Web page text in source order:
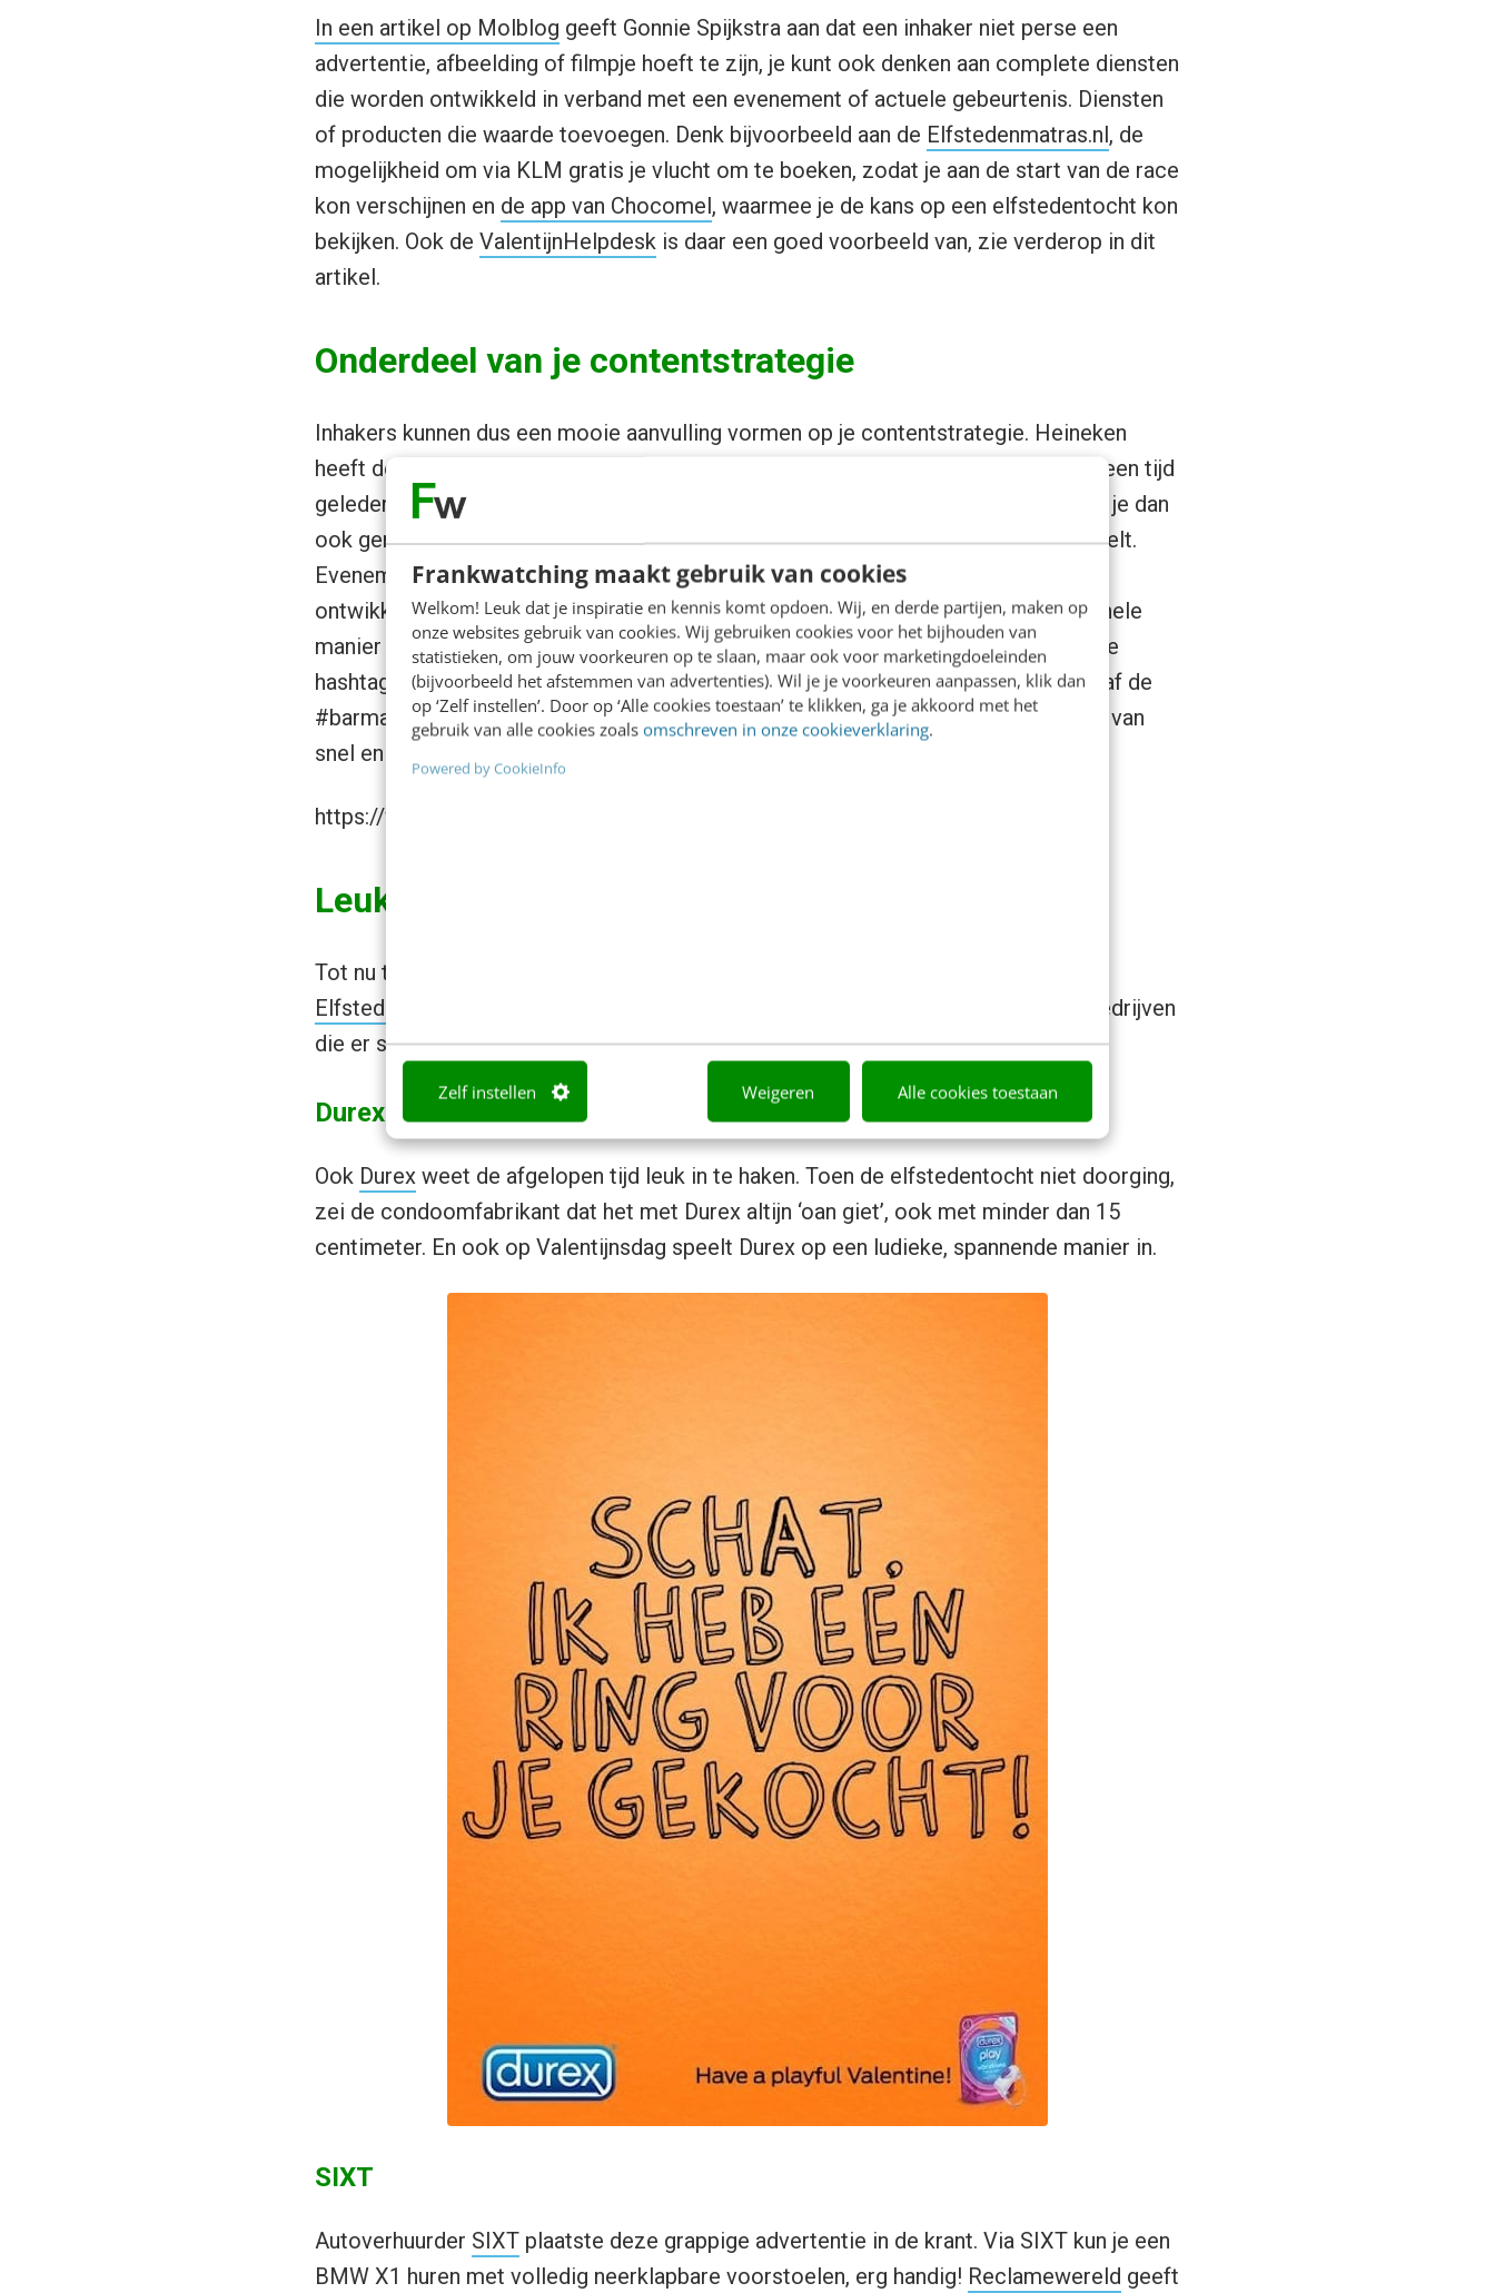
Frankwatching maakt gebruik van cookies
Welkom! Leuk dat je inspiratie en kennis komt opdoen. Wij, en derde partijen, maken op
onze websites gebruik van cookies. Wij gebruiken cookies voor het bijhouden van
statistieken, om jouw voorkeuren op te slaan, maar ook voor marketingdoeleinden
(bijvoorbeeld het afstemmen van advertenties). Wil je je voorkeuren aanpassen, klik dan
op ‘Zelf instellen’. Door op ‘Alle cookies toestaan’ te klikken, ga je akkoord met het
gebruik van alle cookies zoals omschreven in onze cookieverklaring.
Powered by CookieInfo
Zelf instellen Weigeren Alle cookies toestaan
In een artikel op Molblog geeft Gonnie Spijkstra aan dat een inhaker niet perse een
advertentie, afbeelding of filmpje hoeft te zijn, je kunt ook denken aan complete diensten
die worden ontwikkeld in verband met een evenement of actuele gebeurtenis. Diensten
of producten die waarde toevoegen. Denk bijvoorbeeld aan de Elfstedenmatras.nl, de
mogelijkheid om via KLM gratis je vlucht om te boeken, zodat je aan de start van de race
kon verschijnen en de app van Chocomel, waarmee je de kans op een elfstedentocht kon
bekijken. Ook de ValentijnHelpdeskis daar een goed voorbeeld van, zie verderop in dit
artikel.
Onderdeel van je contentstrategie
Inhakers kunnen dus een mooie aanvulling vormen op je contentstrategie. Heineken
heeft de inhaker als onderdeel van de content- en algehele marketingstrategie al een tijd
geleden omarmd. Op de Facebookpagina van Nederlands grootste biermerk, vind je dan
ook geregeld hilarische afbeeldingen, waarin het biertje natuurlijk de hoofdrol speelt.
Evenementen en feestdagen liggen vaak al tijden vast, maar ook onverwachte
ontwikkelingen lenen zich er uitstekend voor. Zo wist Heineken op een heel originele
manier in te haken op de finale van de Champions League. Deze wedstrijd kreeg de
hashtag #barman. Een week voor de wedstrijd claimde Heineken de hashtag en gaf de
#barman een gezicht, een kroeg, een Twitteraccount etc. Een prachtig voorbeeld van
snel en slim inspelen op een toevallige actualiteit.
https://www.youtube.com/watch?v=P5w4OehkT_w
Leukste Valentijnsinhakers
Tot nu toe zijn de Valentijnsinhakers lang niet zo origineel en leuk als
Elfstedentochtinhakers
. Hieronder toch een aantal voorbeelden van merken en bedrijven
die er slim op inspelen, met dank aanRobert Doggersvoor het delen.
Durex
Ook Durexweet de afgelopen tijd leuk in te haken. Toen de elfstedentocht niet doorging,
zei de condoomfabrikant dat het met Durex altijn ‘oan giet’, ook met minder dan 15
centimeter. En ook op Valentijnsdag speelt Durex op een ludieke, spannende manier in.
SIXT
Autoverhuurder SIXTplaatste deze grappige advertentie in de krant. Via SIXT kun je een
BMW X1 huren met volledig neerklapbare voorstoelen, erg handig! Reclamewereld geeft